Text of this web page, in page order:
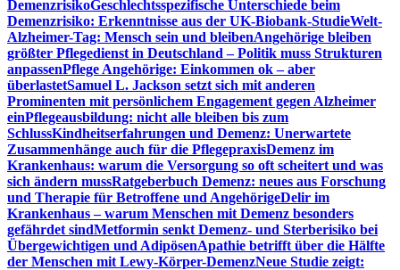
DemenzrisikoGeschlechtsspezifische Unterschiede beim
Demenzrisiko: Erkenntnisse aus der UK-Biobank-StudieWelt-
Alzheimer-Tag: Mensch sein und bleibenAngehörige bleiben
größter Pflegedienst in Deutschland – Politik muss Strukturen
anpassenPflege Angehörige: Einkommen ok – aber
überlastetSamuel L. Jackson setzt sich mit anderen
Prominenten mit persönlichem Engagement gegen Alzheimer
einPflegeausbildung: nicht alle bleiben bis zum
SchlussKindheitserfahrungen und Demenz: Unerwartete
Zusammenhänge auch für die PflegepraxisDemenz im
Krankenhaus: warum die Versorgung so oft scheitert und was
sich ändern mussRatgeberbuch Demenz: neues aus Forschung
und Therapie für Betroffene und AngehörigeDelir im
Krankenhaus – warum Menschen mit Demenz besonders
gefährdet sindMetformin senkt Demenz- und Sterberisiko bei
Übergewichtigen und AdipösenApathie betrifft über die Hälfte
der Menschen mit Lewy-Körper-DemenzNeue Studie zeigt: